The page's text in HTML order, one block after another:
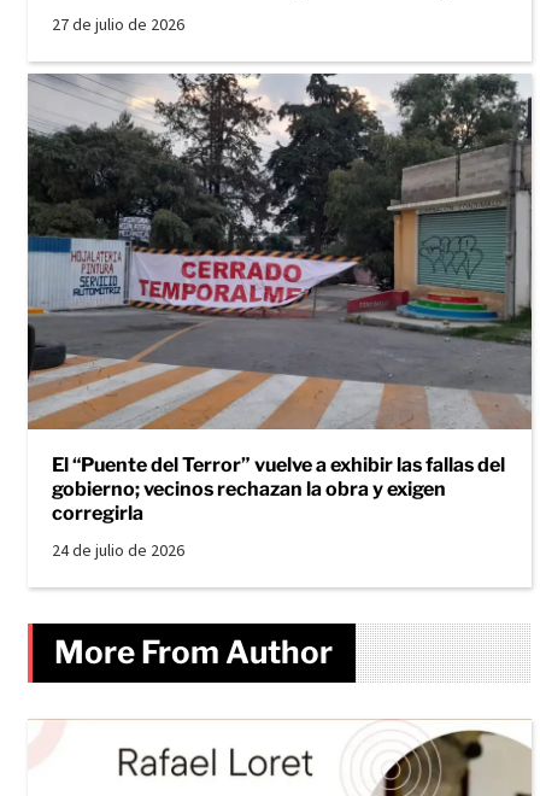
27 de julio de 2026
El “Puente del Terror” vuelve a exhibir las fallas del
gobierno; vecinos rechazan la obra y exigen
corregirla
24 de julio de 2026
More From Author